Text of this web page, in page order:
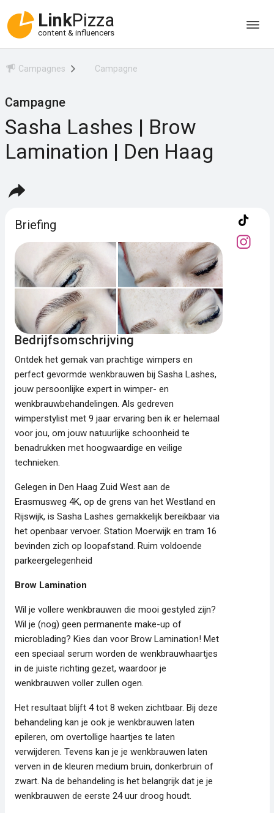
LinkPizza
content & influencers
Campagnes Campagne
Campagne
Sasha Lashes | Brow
Lamination | Den Haag
Briefing
Bedrijfsomschrijving
Ontdek het gemak van prachtige wimpers en
perfect gevormde wenkbrauwen bij Sasha Lashes,
jouw persoonlijke expert in wimper- en
wenkbrauwbehandelingen. Als gedreven
wimperstylist met 9 jaar ervaring ben ik er helemaal
voor jou, om jouw natuurlijke schoonheid te
benadrukken met hoogwaardige en veilige
technieken.
Gelegen in Den Haag Zuid West aan de
Erasmusweg 4K, op de grens van het Westland en
Rijswijk, is Sasha Lashes gemakkelijk bereikbaar via
het openbaar vervoer. Station Moerwijk en tram 16
bevinden zich op loopafstand. Ruim voldoende
parkeergelegenheid
Brow Lamination
Wil je vollere wenkbrauwen die mooi gestyled zijn?
Wil je (nog) geen permanente make-up of
microblading? Kies dan voor Brow Lamination! Met
een speciaal serum worden de wenkbrauwhaartjes
in de juiste richting gezet, waardoor je
wenkbrauwen voller zullen ogen.
Het resultaat blijft 4 tot 8 weken zichtbaar. Bij deze
behandeling kan je ook je wenkbrauwen laten
epileren, om overtollige haartjes te laten
verwijderen. Tevens kan je je wenkbrauwen laten
verven in de kleuren medium bruin, donkerbruin of
zwart. Na de behandeling is het belangrijk dat je je
wenkbrauwen de eerste 24 uur droog houdt.